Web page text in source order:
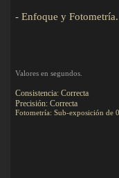
- Enfoque y Fotometría.
Valores en segundos.
Consistencia: Correcta
Precisión: Correcta
Fotometría: Sub-exposición de